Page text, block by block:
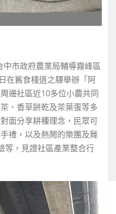
中市政府農業局輔導霧峰區
在舊食棧道之驛舉辦「阿
邊社區近10多位小農共同
、香草餅乾及茶葉蛋等多
面分享耕種理念，民眾可
禮，以及熱鬧的樂團及舞
等，見證社區產業整合行